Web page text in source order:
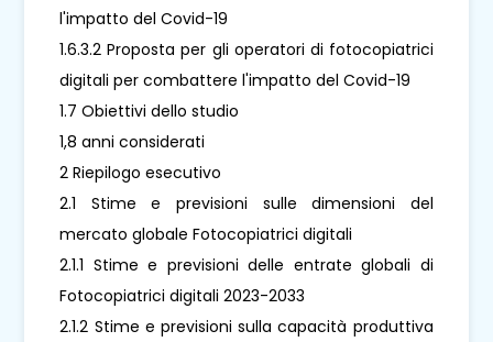
l'impatto del Covid-19
1.6.3.2 Proposta per gli operatori di fotocopiatrici
digitali per combattere l'impatto del Covid-19
1.7 Obiettivi dello studio
1,8 anni considerati
2 Riepilogo esecutivo
2.1 Stime e previsioni sulle dimensioni del
mercato globale Fotocopiatrici digitali
2.1.1 Stime e previsioni delle entrate globali di
Fotocopiatrici digitali 2023-2033
2.1.2 Stime e previsioni sulla capacità produttiva